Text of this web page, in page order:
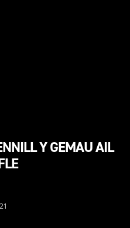
Y GEMAU AIL